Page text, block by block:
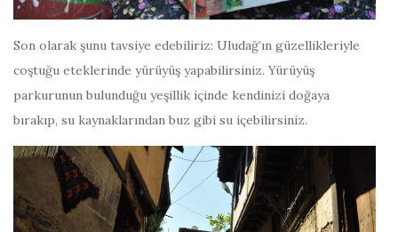
Son olarak şunu tavsiye edebiliriz: Uludağ’ın güzellikleriyle
coştuğu eteklerinde yürüyüş yapabilirsiniz. Yürüyüş
parkurunun bulunduğu yeşillik içinde kendinizi doğaya
bırakıp, su kaynaklarından buz gibi su içebilirsiniz.